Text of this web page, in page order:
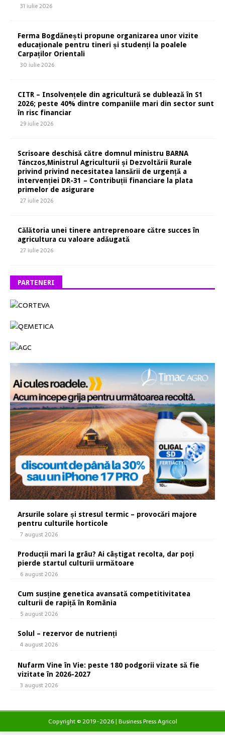
31 iulie 2026
Ferma Bogdănești propune organizarea unor vizite
educaționale pentru tineri și studenți la poalele
Carpaților Orientali
30 iulie 2026
CITR – Insolvențele din agricultură se dublează în S1
2026; peste 40% dintre companiile mari din sector sunt
în risc financiar
29 iulie 2026
Scrisoare deschisă către domnul ministru BARNA
Tánczos,Ministrul Agriculturii și Dezvoltării Rurale
privind privind necesitatea lansării de urgență a
intervenției DR-31 – Contribuții financiare la plata
primelor de asigurare
27 iulie 2026
Călătoria unei tinere antreprenoare către succes în
agricultura cu valoare adăugată
27 iulie 2026
PARTENERI
Arsurile solare și stresul termic – provocări majore
pentru culturile horticole
7 august 2026
Producții mari la grâu? Ai câștigat recolta, dar poți
pierde startul culturii următoare
6 august 2026
Cum susține genetica avansată competitivitatea
culturii de rapiță în România
5 august 2026
Solul – rezervor de nutrienți
4 august 2026
Nufarm Vine în Vie: peste 180 podgorii vizate să fie
vizitate în 2026-2027
3 august 2026
Copyright © 2019-2026 | Business Press Agricol